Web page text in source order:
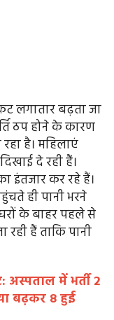
लगातार बढ़ता जा
ठप होने के कारण
है। महिलाएं
दे रही हैं।
इंतजार कर रहे हैं।
ही पानी भरने
के बाहर पहले से
रही हैं ताकि पानी
अस्पताल में भर्ती 2
बढ़कर 8 हुई